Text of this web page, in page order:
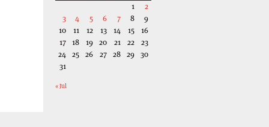
1
2
3
4 5 6 7 8
9
10
11 12 13 14 15
16
17 18 19 20 21 22
23
24 25 26 27 28 29 30
31
« Jul